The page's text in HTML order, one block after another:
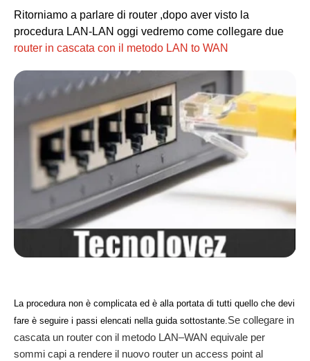
Ritorniamo a parlare di router ,dopo aver visto la
procedura LAN-LAN oggi vedremo come collegare due
router in cascata con il metodo LAN to WAN
La procedura non è complicata ed è alla portata di tutti quello che devi
fare è seguire i passi elencati nella guida sottostante.Se collegare in
cascata un router con il metodo LAN–WAN equivale per
sommi capi a rendere il nuovo router un access point al